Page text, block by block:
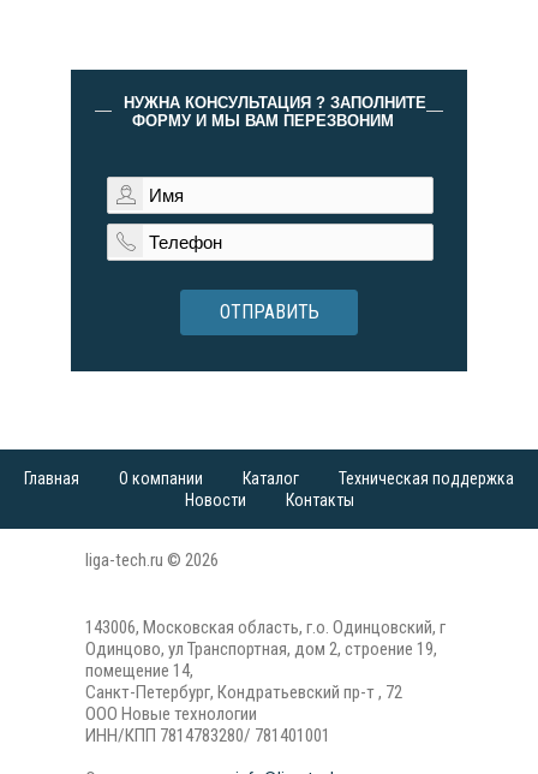
НУЖНА КОНСУЛЬТАЦИЯ ? ЗАПОЛНИТЕ
ФОРМУ И МЫ ВАМ ПЕРЕЗВОНИМ
ОТПРАВИТЬ
Главная О компании Каталог
Техническая поддержка
Новости
Контакты
liga-tech.ru © 2026
143006, Московская область, г.о. Одинцовский, г
Одинцово, ул Транспортная, дом 2, строение 19,
помещение 14,
Санкт-Петербург, Кондратьевский пр-т , 72
ООО Новые технологии
ИНН/КПП 7814783280/ 781401001